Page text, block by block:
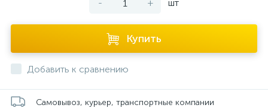
- + шт
Купить
Добавить к сравнению
Самовывоз, курьер, транспортные компании